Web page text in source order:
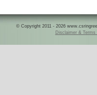
© Copyright 2011 - 2026
Disclaimer & Terms